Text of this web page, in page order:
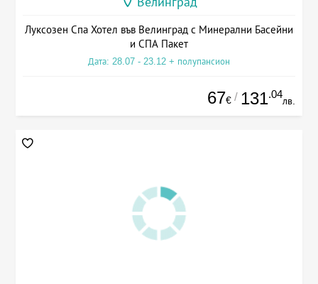
Луксозен Спа Хотел във Велинград с Минерални Басейни
и СПА Пакет
Дата: 28.07 - 23.12 + полупансион
67€ / 131.04
лв.